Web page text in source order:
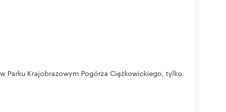
Parku Krajobrazowym Pogórza Ciężkowickiego, tylko